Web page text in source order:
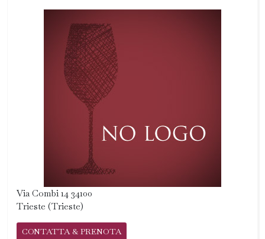
Via Combi 14 34100
Trieste (Trieste)
CONTATTA & PRENOTA